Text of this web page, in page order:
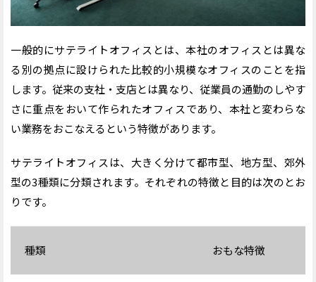
■立地
■コスト
サテライトオフィスの導入における確認事項
■社員の評価基準・働き方を見直す
■情報共有のルール・システムを見直す
■セキュリティ対策を強化する
サテライトオフィスの導入で利用可能な補助金
■東京都「サテライトオフィス設置等補助事業」
■経済産業省「IT導入補助金」
サテライトオフィスを活用する企業事例
■【アイリスオーヤマ】自社オフィスをサテライトオ
■【三井不動産株式会社】サテライトオフィスを運
営・企業に提供
一般的にサテライトオフィスとは、本社のオフィスとは異な
る別の拠点に設けられた比較的小規模なオフィスのことを指
します。従来の支社・支店とは異なり、従業員の通勤のしやす
さに重点をおいて作られたオフィスであり、本社と変わらな
い業務をおこなえるという特徴があります。
サテライトオフィスは、大きく分けて都市型、地方型、郊外
型の3種類に分類されます。それぞれの特徴と目的は次のとお
りです。
種類 おもな特徴